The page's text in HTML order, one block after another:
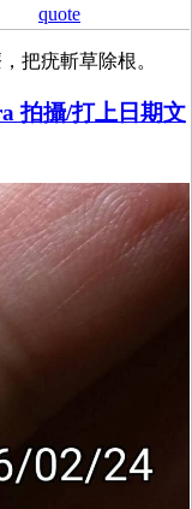
quote
把疣斬草除根。
拍攝/打上日期文